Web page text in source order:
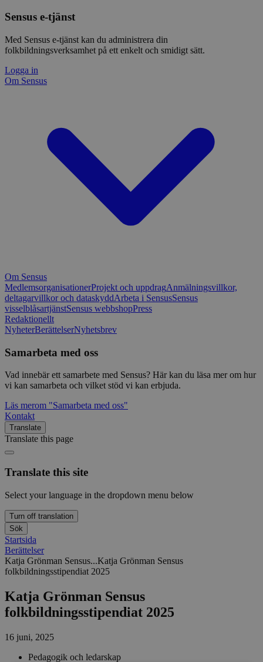
Sensus e-tjänst
Med Sensus e-tjänst kan du administrera din
folkbildningsverksamhet på ett enkelt och smidigt sätt.
Logga in
Om Sensus
Om Sensus
MedlemsorganisationerProjekt och uppdragAnmälningsvillkor,
deltagarvillkor och dataskyddArbeta i SensusSensus
visselblåsartjänstSensus webbshopPress
Redaktionellt
NyheterBerättelserNyhetsbrev
Samarbeta med oss
Vad innebär ett samarbete med Sensus? Här kan du läsa mer om hur
vi kan samarbeta och vilket stöd vi kan erbjuda.
Läs merom "Samarbeta med oss"
Kontakt
Translate
Translate this page
Translate this site
Select your language in the dropdown menu below
Turn off translation
Sök
Startsida
Berättelser
Katja Grönman Sensus...Katja Grönman Sensus
folkbildningsstipendiat 2025
Katja Grönman Sensus
folkbildningsstipendiat 2025
16 juni, 2025
Pedagogik och ledarskap